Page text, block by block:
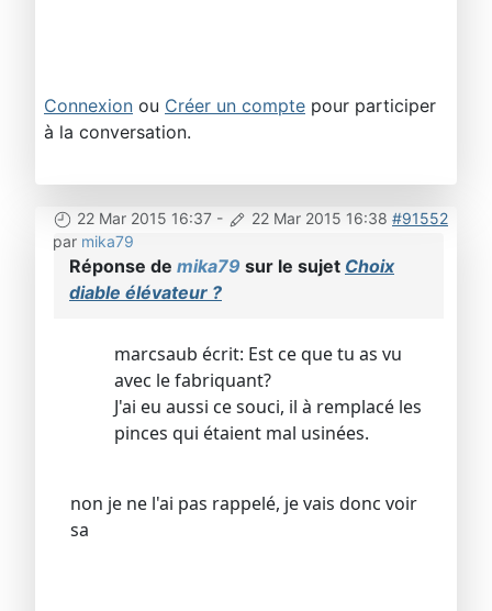
Connexion ou Créer un compte pour participer
à la conversation.
22 Mar 2015 16:37 - 22 Mar 2015 16:38 #91552
par mika79
Réponse de mika79 sur le sujet Choix
diable élévateur ?
marcsaub écrit: Est ce que tu as vu
avec le fabriquant?
J'ai eu aussi ce souci, il à remplacé les
pinces qui étaient mal usinées.
non je ne l'ai pas rappelé, je vais donc voir
sa